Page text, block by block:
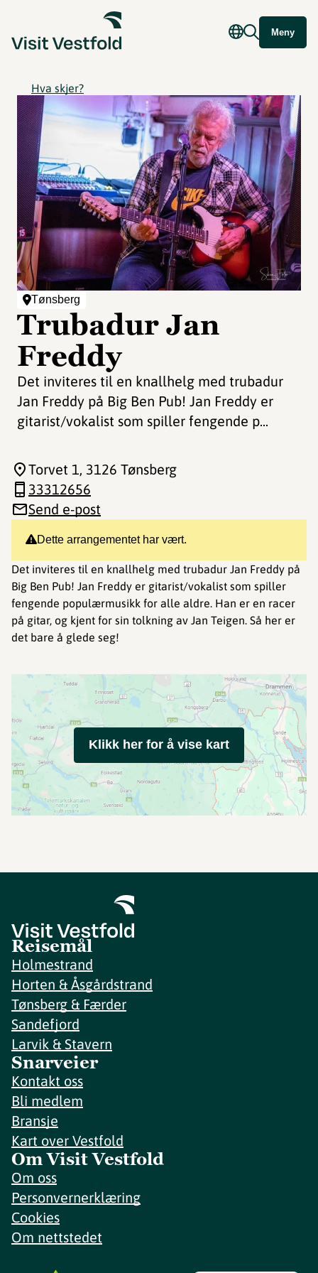
Meny
Hva skjer?
Tønsberg
Trubadur Jan
Freddy
Det inviteres til en knallhelg med trubadur
Jan Freddy på Big Ben Pub! Jan Freddy er
gitarist/vokalist som spiller fengende p...
Dette arrangementet har vært.
Det inviteres til en knallhelg med trubadur Jan Freddy på
Big Ben Pub! Jan Freddy er gitarist/vokalist som spiller
fengende populærmusikk for alle aldre. Han er en racer
på gitar, og kjent for sin tolkning av Jan Teigen. Så her er
det bare å glede seg!
Torvet 1, 3126 Tønsberg
33312656
Send e-post
Klikk her for å vise kart
Reisemål
Holmestrand
Horten & Åsgårdstrand
Tønsberg & Færder
Sandefjord
Larvik & Stavern
Snarveier
Kontakt oss
Bli medlem
Bransje
Kart over Vestfold
Om Visit Vestfold
Om oss
Personvernerklæring
Cookies
Om nettstedet